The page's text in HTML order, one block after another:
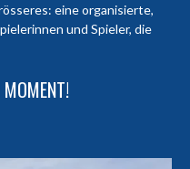
eine organisierte,
und Spieler, die
MOMENT!